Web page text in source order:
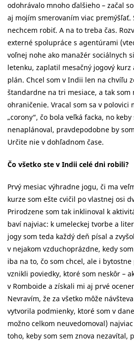
odohrávalo mnoho ďalšieho – začal
aj mojím smerovaním viac premýšľať.
nechcem robiť. A na to treba čas.
externé spolupráce s agentúrami
voľnej nohe ako manažér sociálnych
letenku, zaplatil mesačný jogový
plán. Chcel som v Indii len na chvíľu
štandardne na tri mesiace, a tak som
ohraničenie. Vracal som sa v polovici
„corony“, čo bola veľká facka, no
nenaplánoval, pravdepodobne by
Určite nie v dohľadnom čase.
Čo všetko ste v Indii celé dni robili?
Prvý mesiac výhradne jogu, či ma
kurze som ešte cvičil po vlastnej osi
Prirodzene som tak inklinoval k
baví najviac: k umeleckej tvorbe a
jogy som teda každý deň písal a
v nejakom vzduchoprázdne, kedy
iba na to, čo som chcel, ale i
vznikli poviedky, ktoré som neskôr –
v Romboide a získali mi aj prvé
Nevravím, že za všetko môže
vytvorila podmienky, ktoré som v
možno celkom neuvedomoval)
toho, keby som sem znova nezavítal,